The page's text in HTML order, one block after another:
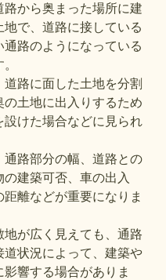
路から奥まった場所に建
地で、道路に接している
通路のようになっている
道路に面した土地を分割
の土地に出入りするため
設けた場合などに見られ
通路部分の幅、道路との
の建築可否、車の出入
距離などが重要になりま
地が広く見えても、通路
道状況によって、建築や
響する場合がありま